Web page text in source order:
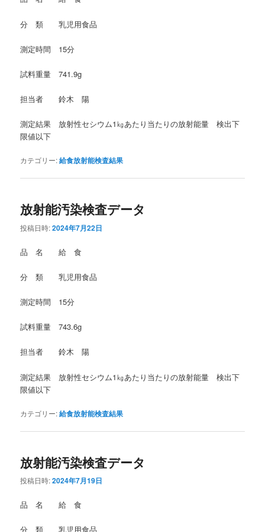
分 類 乳児用食品
測定時間 15分
試料重量 741.9g
担当者 鈴木 陽
測定結果 放射性セシウム1㎏あたり当たりの放射能量 検出下
限値以下
カテゴリー:給食放射能検査結果
放射能汚染検査データ
投稿日時:2024年7月22日
品 名 給 食
分 類 乳児用食品
測定時間 15分
試料重量 743.6g
担当者 鈴木 陽
測定結果 放射性セシウム1㎏あたり当たりの放射能量 検出下
限値以下
カテゴリー:給食放射能検査結果
放射能汚染検査データ
投稿日時:2024年7月19日
品 名 給 食
分 類 乳児用食品